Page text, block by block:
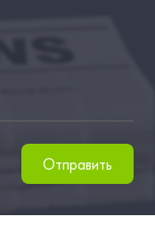
Отправить